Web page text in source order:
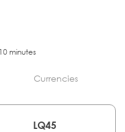
minutes
Currencies
LQ45